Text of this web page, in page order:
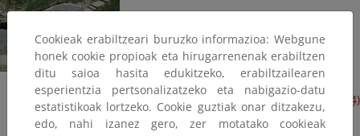
Reparaciones en la cala de Algorri (Plan Litoral 2014)
(Terminada, 2014)
Cookieak erabiltzeari buruzko informazioa: Webgune
honek cookie propioak eta hirugarrenenak erabiltzen
ditu saioa hasita edukitzeko, erabiltzailearen
esperientzia pertsonalizatzeko eta nabigazio-datu
estatistikoak lortzeko. Cookie guztiak onar ditzakezu,
edo, nahi izanez gero, zer motatako cookieak